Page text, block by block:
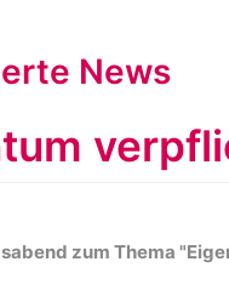
News
zum Thema